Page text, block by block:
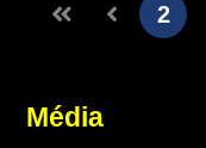
2
Média